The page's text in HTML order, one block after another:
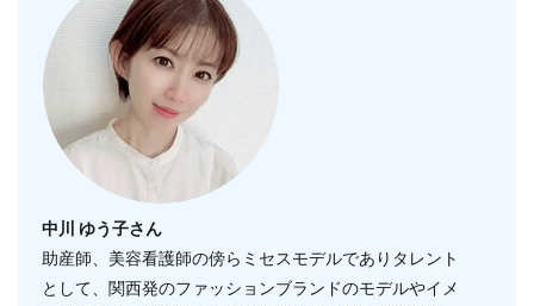
中川 ゆう子さん
助産師、美容看護師の傍らミセスモデルでありタレント
として、関西発のファッションブランドのモデルやイメ